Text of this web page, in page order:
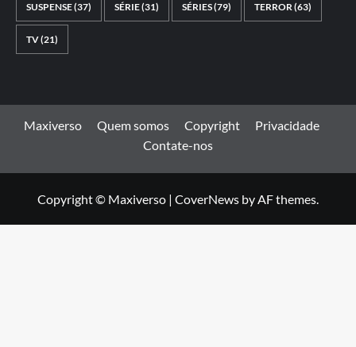
SUSPENSE(37) SÉRIE(31) SÉRIES(79) TERROR(63)
TV(21)
Maxiverso Quem somos Copyright
Privacidade
Contate-nos
Copyright © Maxiverso | CoverNews by AF themes.